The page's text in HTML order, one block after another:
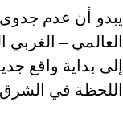
يبدو أن عدم جدوى
العالمي –
اللحظة في